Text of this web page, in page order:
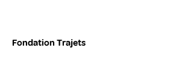
Fondation Trajets